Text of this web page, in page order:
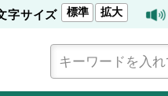
字サイズ 標準 拡大